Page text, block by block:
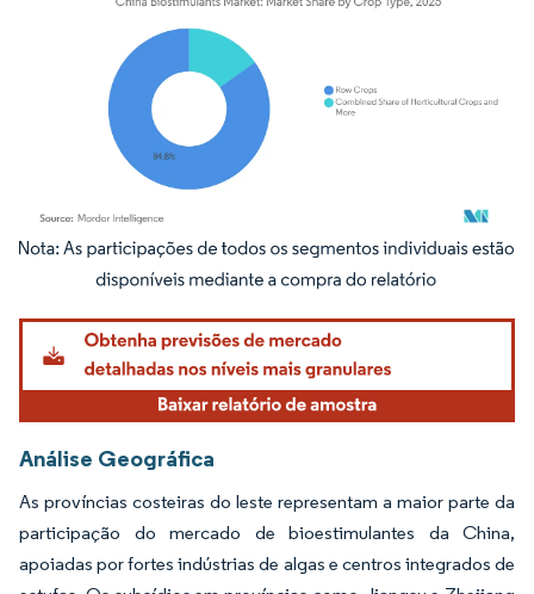
Imagem © Mordor Intelligence. O reuso requer atribuição conforme CC BY 4.0.
Análise Geográfica
As províncias costeiras do leste representam a maior parte da
participação do mercado de bioestimulantes da China,
apoiadas por fortes indústrias de algas e centros integrados de